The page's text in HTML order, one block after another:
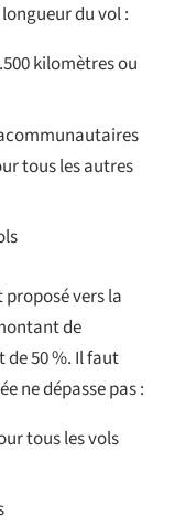
du vol :
kilomètres ou
tous les autres
vers la
de
50 %. Il faut
ne dépasse pas :
tous les vols